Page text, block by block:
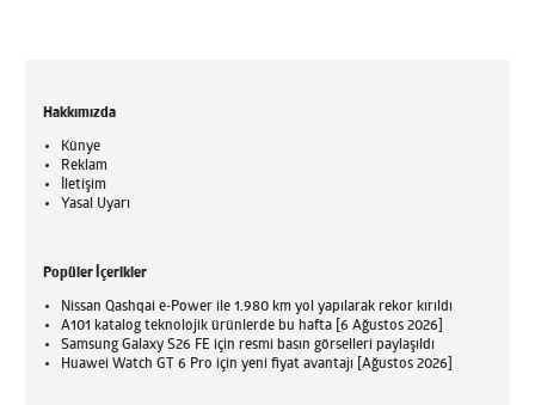
Hakkımızda
Künye
Reklam
İletişim
Yasal Uyarı
Popüler İçerikler
Nissan Qashqai e-Power ile 1.980 km yol yapılarak rekor kırıldı
A101 katalog teknolojik ürünlerde bu hafta [6 Ağustos 2026]
Samsung Galaxy S26 FE için resmi basın görselleri paylaşıldı
Huawei Watch GT 6 Pro için yeni fiyat avantajı [Ağustos 2026]